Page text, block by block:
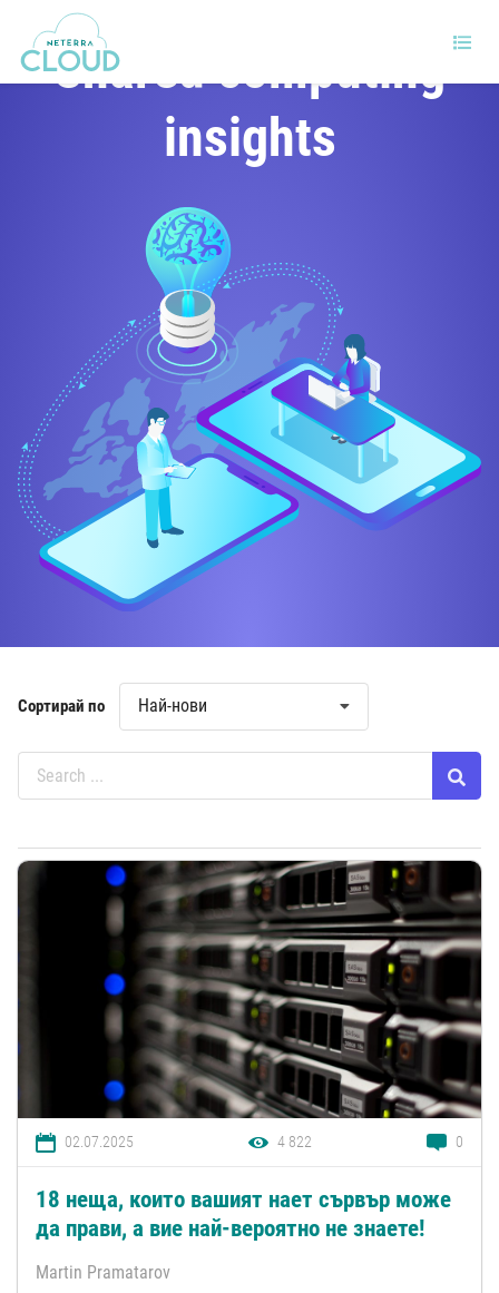
Shared computing
insights
Сортирай по Най-нови
02.07.2025 4 822 0
18 неща, които вашият нает сървър може
да прави, а вие най-вероятно не знаете!
Martin Pramatarov